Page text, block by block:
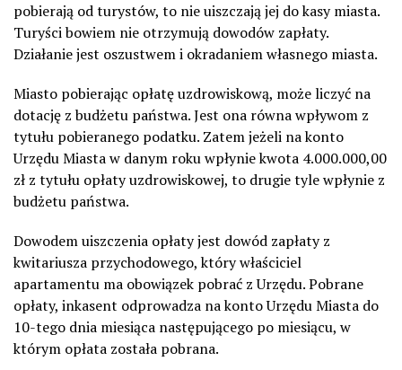
pobierają od turystów, to nie uiszczają jej do kasy miasta.
Turyści bowiem nie otrzymują dowodów zapłaty.
Działanie jest oszustwem i okradaniem własnego miasta.
Miasto pobierając opłatę uzdrowiskową, może liczyć na
dotację z budżetu państwa. Jest ona równa wpływom z
tytułu pobieranego podatku. Zatem jeżeli na konto
Urzędu Miasta w danym roku wpłynie kwota 4.000.000,00
zł z tytułu opłaty uzdrowiskowej, to drugie tyle wpłynie z
budżetu państwa.
Dowodem uiszczenia opłaty jest dowód zapłaty z
kwitariusza przychodowego, który właściciel
apartamentu ma obowiązek pobrać z Urzędu. Pobrane
opłaty, inkasent odprowadza na konto Urzędu Miasta do
10-tego dnia miesiąca następującego po miesiącu, w
którym opłata została pobrana.